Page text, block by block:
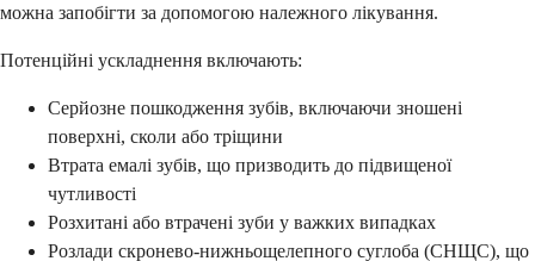
можна запобігти за допомогою належного лікування.
Потенційні ускладнення включають:
Серйозне пошкодження зубів, включаючи зношені
поверхні, сколи або тріщини
Втрата емалі зубів, що призводить до підвищеної
чутливості
Розхитані або втрачені зуби у важких випадках
Розлади скронево-нижньощелепного суглоба (СНЩС), що